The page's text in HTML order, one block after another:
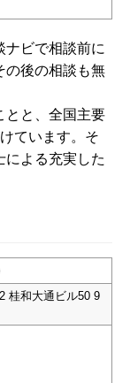
ナビで相談前に
の後の相談も無
とと、全国主要
ています。そ
による充実した
桂和大通ビル50 9